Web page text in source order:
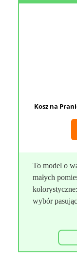
Kosz na
To model o
małych
wybór